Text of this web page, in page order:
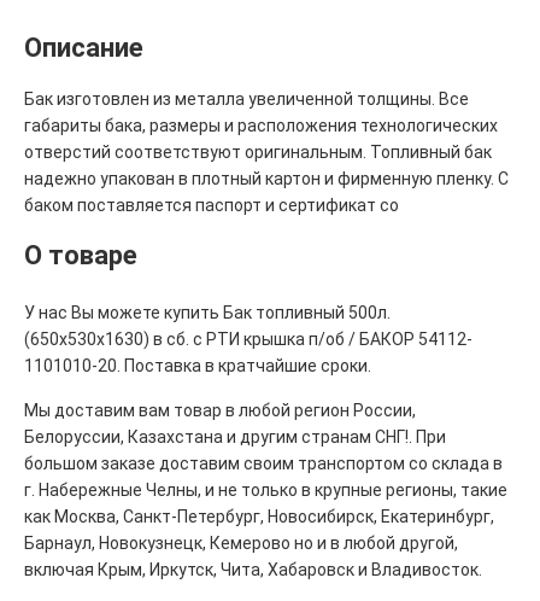
Описание
Бак изготовлен из металла увеличенной толщины. Все
габариты бака, размеры и расположения технологических
отверстий соответствуют оригинальным. Топливный бак
надежно упакован в плотный картон и фирменную пленку. С
баком поставляется паспорт и сертификат со
О товаре
У нас Вы можете купить Бак топливный 500л.
(650х530х1630) в сб. с РТИ крышка п/об / БАКОР 54112-
1101010-20. Поставка в кратчайшие сроки.
Мы доставим вам товар в любой регион России,
Белоруссии, Казахстана и другим странам СНГ!. При
большом заказе доставим своим транспортом со склада в
г. Набережные Челны, и не только в крупные регионы, такие
как Москва, Санкт-Петербург, Новосибирск, Екатеринбург,
Барнаул, Новокузнецк, Кемерово но и в любой другой,
включая Крым, Иркутск, Чита, Хабаровск и Владивосток.